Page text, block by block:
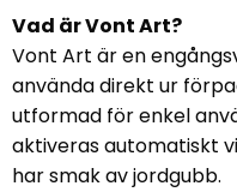
Vad är Vont Art?
Vont Art är en
använda direkt ur
utformad för enkel
aktiveras automatiskt
har smak av jordgubb.